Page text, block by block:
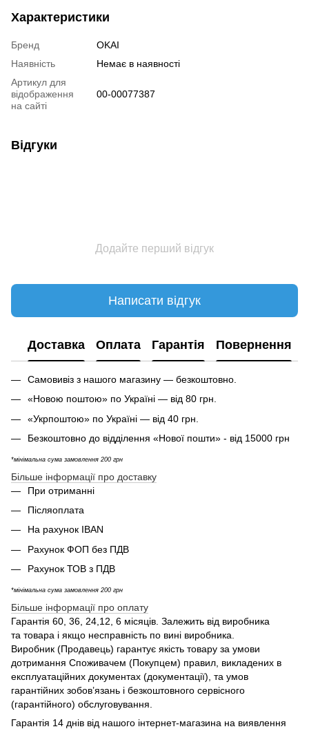
Характеристики
Бренд
OKAI
Наявність
Немає в наявності
Артикул для
відображення
на сайті
00-00077387
Відгуки
Додайте перший відгук
Написати відгук
Доставка Оплата Гарантія Повернення
Самовивіз з нашого магазину — безкоштовно.
«Новою поштою» по Україні — від 80 грн.
«Укрпоштою» по Україні — від 40 грн.
Безкоштовно до відділення «Нової пошти» - від 15000 грн
*мінімальна сума замовлення 200 грн
Більше інформації про доставку
При отриманні
Післяоплата
На рахунок IBAN
Рахунок ФОП без ПДВ
Рахунок ТОВ з ПДВ
*мінімальна сума замовлення 200 грн
Більше інформації про оплату
Гарантія 60, 36, 24,12, 6 місяців. Залежить від виробника
та товара і якщо несправність по вині виробника.
Виробник (Продавець) гарантує якість товару за умови
дотримання Споживачем (Покупцем) правил, викладених в
експлуатаційних документах (документації), та умов
гарантійних зобов’язань і безкоштовного сервісного
(гарантійного) обслуговування.
Гарантія 14 днів від нашого інтернет-магазина на виявлення